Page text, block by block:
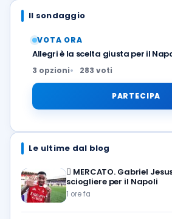
Il sondaggio
VOTA ORA
Allegri è la scelta giusta per il
3 opzioni 283 voti
PARTECIPA
Le ultime dal blog
🪎 MERCATO. Gabriel
sciogliere per il Napoli
1 ore fa